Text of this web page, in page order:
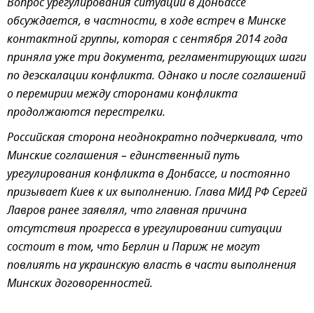
обсуждается, в частности, в ходе встреч в Минске
контактной группы, которая с сентября 2014 года
приняла уже три документа, регламентирующих шаги
по деэскалации конфликта. Однако и после соглашений
о перемирии между сторонами конфликта
продолжаются перестрелки.
Российская сторона неоднократно подчеркивала, что
Минские соглашения – единственный путь
урегулирования конфликта в Донбассе, и постоянно
призывает Киев к их выполнению. Глава МИД РФ Сергей
Лавров ранее заявлял, что главная причина
отсутствия прогресса в урегулировании ситуации
состоит в том, что Берлин и Париж не могут
повлиять на украинскую власть в части выполнения
Минских договоренностей.